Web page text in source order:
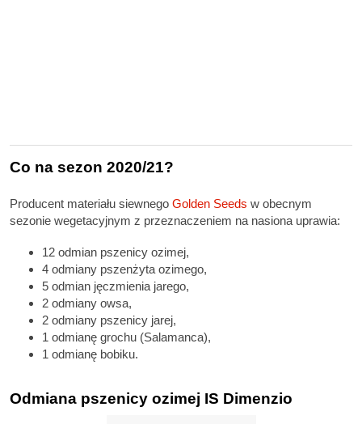
Co na sezon 2020/21?
Producent materiału siewnego Golden Seeds w obecnym
sezonie wegetacyjnym z przeznaczeniem na nasiona uprawia:
12 odmian pszenicy ozimej,
4 odmiany pszenżyta ozimego,
5 odmian jęczmienia jarego,
2 odmiany owsa,
2 odmiany pszenicy jarej,
1 odmianę grochu (Salamanca),
1 odmianę bobiku.
Odmiana pszenicy ozimej IS Dimenzio